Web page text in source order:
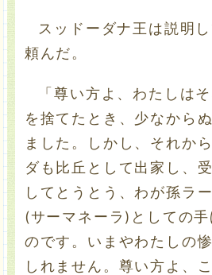
スッドーダナ王は説明
頼んだ。
「尊い方よ、わたしは
を捨てたとき、少なから
ました。しかし、それか
ダも比丘として出家し、
してとうとう、わが孫ラ
(サーマネーラ)としての
のです。いまやわたしの
しれません。尊い方よ、